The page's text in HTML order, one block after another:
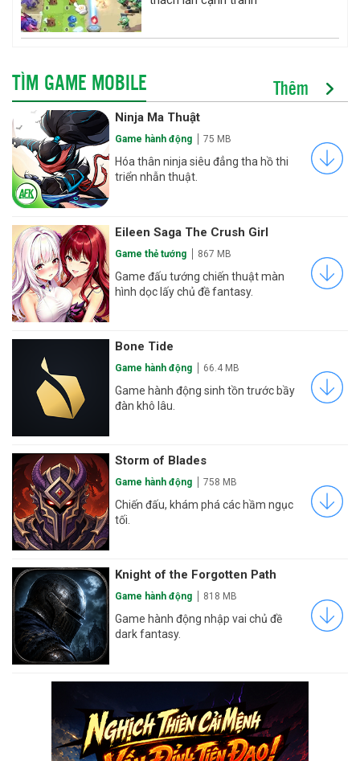
TÌM GAME MOBILE Thêm
Ninja Ma Thuật
Game hành động 75 MB
Hóa thân ninja siêu đẳng tha hồ thi
triển nhẫn thuật.
Eileen Saga The Crush Girl
Game thẻ tướng 867 MB
Game đấu tướng chiến thuật màn
hình dọc lấy chủ đề fantasy.
Bone Tide
Game hành động 66.4 MB
Game hành động sinh tồn trước bầy
đàn khô lâu.
Storm of Blades
Game hành động 758 MB
Chiến đấu, khám phá các hầm ngục
tối.
Knight of the Forgotten Path
Game hành động 818 MB
Game hành động nhập vai chủ đề
dark fantasy.